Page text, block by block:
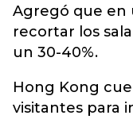
Agregó que
recortar los
un 30-40%.
Hong Kong
visitantes para